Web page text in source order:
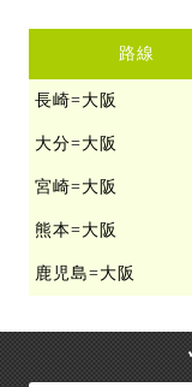
路線
長崎=大阪
大分=大阪
宮崎=大阪
熊本=大阪
鹿児島=大阪